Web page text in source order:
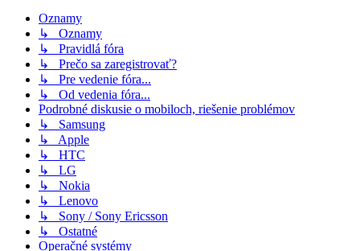
Oznamy
↳ Oznamy
↳ Pravidlá fóra
↳ Prečo sa zaregistrovať?
↳ Pre vedenie fóra...
↳ Od vedenia fóra...
Podrobné diskusie o mobiloch, riešenie problémov
↳ Samsung
↳ Apple
↳ HTC
↳ LG
↳ Nokia
↳ Lenovo
↳ Sony / Sony Ericsson
↳ Ostatné
Operačné systémy